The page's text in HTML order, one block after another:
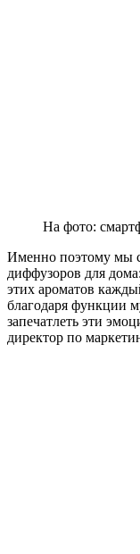
На фото:
Именно поэтому мы
диффузоров для
этих ароматов
благодаря функции
запечатлеть эти
директор по